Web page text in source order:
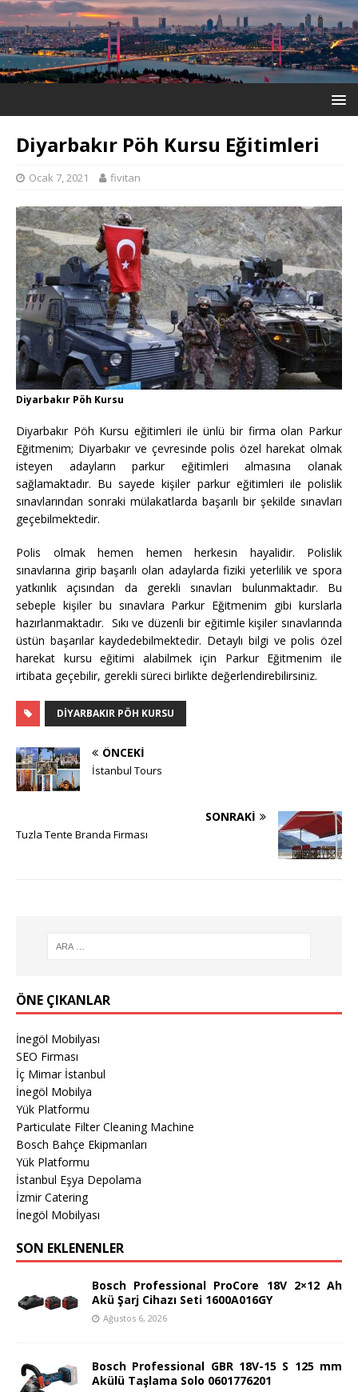
Diyarbakır Pöh Kursu Eğitimleri
Ocak 7, 2021 fivitan
Diyarbakır Pöh Kursu
Diyarbakır Pöh Kursu eğitimleri ile ünlü bir firma olan Parkur
Eğitmenim; Diyarbakır ve çevresinde polis özel harekat olmak
isteyen adayların parkur eğitimleri almasına olanak
sağlamaktadır. Bu sayede kişiler parkur eğitimleri ile polislik
sınavlarından sonraki mülakatlarda başarılı bir şekilde sınavları
geçebilmektedir.
Polis olmak hemen hemen herkesin hayalidir. Polislik
sınavlarına girip başarılı olan adaylarda fiziki yeterlilik ve spora
yatkınlık açısından da gerekli sınavları bulunmaktadır. Bu
sebeple kişiler bu sınavlara Parkur Eğitmenim gibi kurslarla
hazırlanmaktadır. Sıkı ve düzenli bir eğitimle kişiler sınavlarında
üstün başarılar kaydedebilmektedir. Detaylı bilgi ve polis özel
harekat kursu eğitimi alabilmek için Parkur Eğitmenim ile
irtibata geçebilir, gerekli süreci birlikte değerlendirebilirsiniz.
DIYARBAKIR PÖH KURSU
ÖNCEKI
İstanbul Tours
SONRAKI
Tuzla Tente Branda Firması
ÖNE ÇIKANLAR
İnegöl Mobilyası
SEO Firması
İç Mimar İstanbul
İnegöl Mobilya
Yük Platformu
Particulate Filter Cleaning Machine
Bosch Bahçe Ekipmanları
Yük Platformu
İstanbul Eşya Depolama
İzmir Catering
İnegöl Mobilyası
SON EKLENENLER
Bosch Professional ProCore 18V 2×12 Ah
Akü Şarj Cihazı Seti 1600A016GY
Ağustos 6, 2026
Bosch Professional GBR 18V-15 S 125 mm
Akülü Taşlama Solo 0601776201